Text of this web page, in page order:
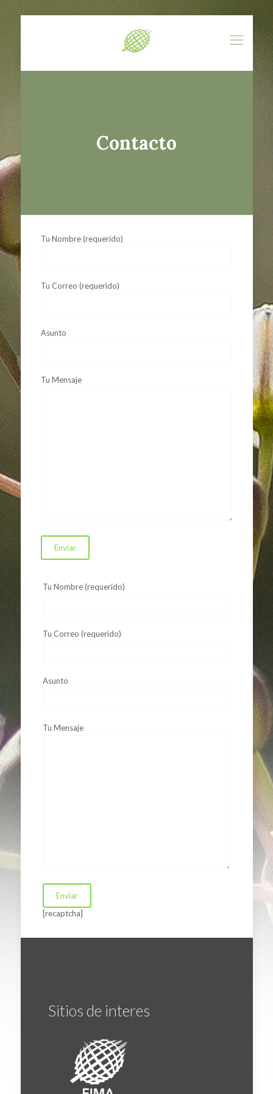
Contacto
Tu Nombre (requerido)
Tu Correo (requerido)
Asunto
Tu Mensaje
Tu Nombre (requerido)
Tu Correo (requerido)
Asunto
Tu Mensaje
[recaptcha]
Sitios de interes